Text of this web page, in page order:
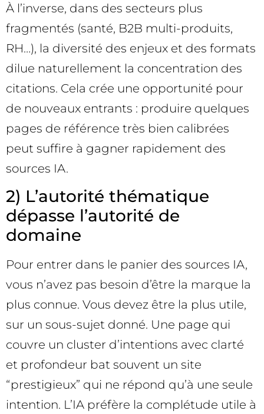
À l’inverse, dans des secteurs plus
fragmentés (santé, B2B multi-produits,
RH…), la diversité des enjeux et des formats
dilue naturellement la concentration des
citations. Cela crée une opportunité pour
de nouveaux entrants : produire quelques
pages de référence très bien calibrées
peut suffire à gagner rapidement des
sources IA.
2) L’autorité thématique
dépasse l’autorité de
domaine
Pour entrer dans le panier des sources IA,
vous n’avez pas besoin d’être la marque la
plus connue. Vous devez être la plus utile,
sur un sous-sujet donné. Une page qui
couvre un cluster d’intentions avec clarté
et profondeur bat souvent un site
“prestigieux” qui ne répond qu’à une seule
intention. L’IA préfère la complétude utile à